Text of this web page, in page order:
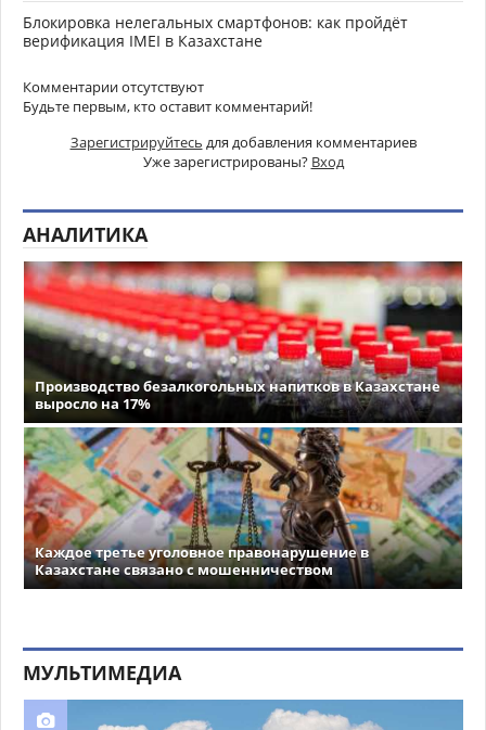
Блокировка нелегальных смартфонов: как пройдёт
верификация IMEI в Казахстане
Комментарии отсутствуют
Будьте первым, кто оставит комментарий!
Зарегистрируйтесь для добавления комментариев
Уже зарегистрированы? Вход
АНАЛИТИКА
Производство безалкогольных напитков в Казахстане
выросло на 17%
Каждое третье уголовное правонарушение в
Казахстане связано с мошенничеством
МУЛЬТИМЕДИА